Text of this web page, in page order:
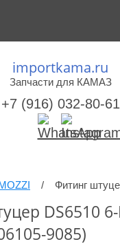
importkama.ru
Запчасти для КАМАЗ
+7 (916) 032-80-61
/ Фитинг
DS6510
9085)